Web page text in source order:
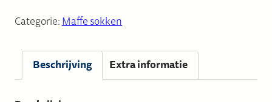
Categorie: Maffe sokken
Beschrijving Extra informatie